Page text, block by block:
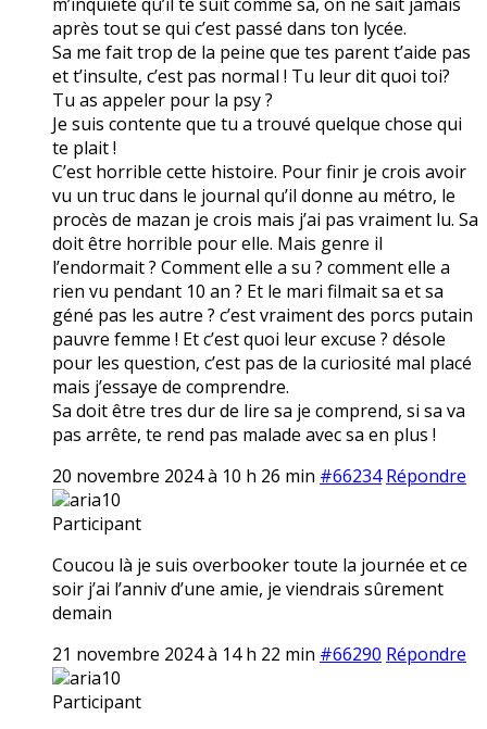
après tout se qui c’est passé dans ton lycée.
Sa me fait trop de la peine que tes parent t’aide pas
et t’insulte, c’est pas normal ! Tu leur dit quoi toi?
Tu as appeler pour la psy ?
Je suis contente que tu a trouvé quelque chose qui
te plait !
C’est horrible cette histoire. Pour finir je crois avoir
vu un truc dans le journal qu’il donne au métro, le
procès de mazan je crois mais j’ai pas vraiment lu. Sa
doit être horrible pour elle. Mais genre il
l’endormait ? Comment elle a su ? comment elle a
rien vu pendant 10 an ? Et le mari filmait sa et sa
géné pas les autre ? c’est vraiment des porcs putain
pauvre femme ! Et c’est quoi leur excuse ? désole
pour les question, c’est pas de la curiosité mal placé
mais j’essaye de comprendre.
Sa doit être tres dur de lire sa je comprend, si sa va
pas arrête, te rend pas malade avec sa en plus !
20 novembre 2024 à 10 h 26 min #66234 Répondre
aria10
Participant
Coucou là je suis overbooker toute la journée et ce
soir j’ai l’anniv d’une amie, je viendrais sûrement
demain
21 novembre 2024 à 14 h 22 min #66290 Répondre
aria10
Participant